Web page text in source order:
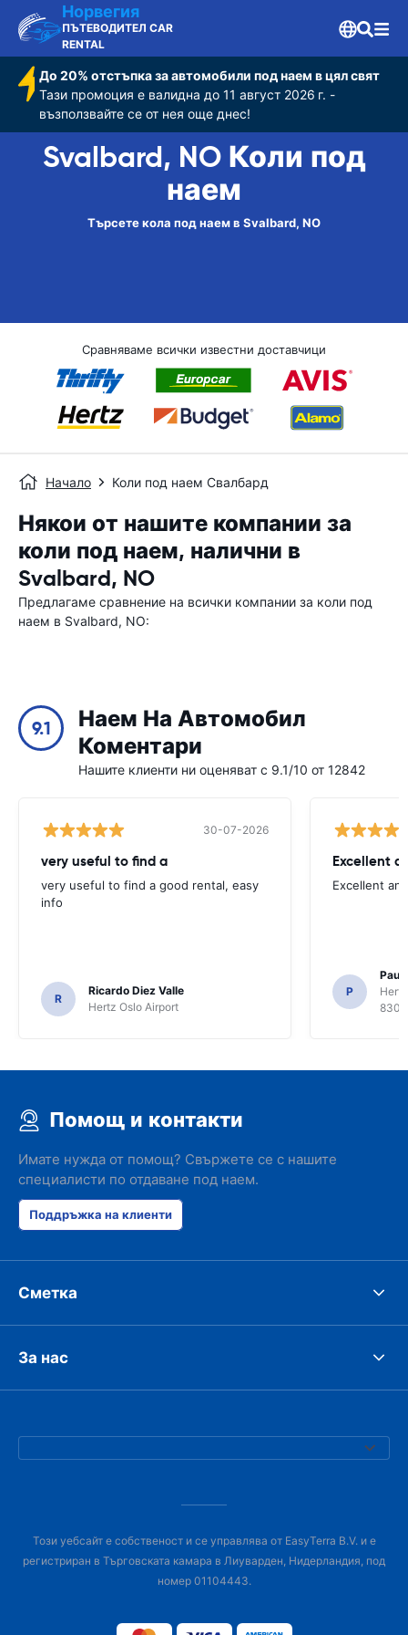
Норвегия
ПЪТЕВОДИТЕЛ CAR
RENTAL
До 20% отстъпка за автомобили под наем в цял свят
Тази промоция е валидна до 11 август 2026 г. -
възползвайте се от нея още днес!
Svalbard, NO Коли под
наем
Търсете кола под наем в Svalbard, NO
Сравняваме всички известни доставчици
Начало Коли под наем Свалбард
Някои от нашите компании за
коли под наем, налични в
Svalbard, NO
Предлагаме сравнение на всички компании за коли под
наем в Svalbard, NO:
9.1
Наем На Автомобил
Коментари
Нашите клиенти ни оценяват с 9.1/10 от 12842
30-07-2026
very useful to find a
very useful to find a good rental, easy
info
R
Ricardo Diez Valle
Hertz Oslo Airport
Excellent
Excellent
P
Paul
8300
Помощ и контакти
Имате нужда от помощ? Свържете се с нашите
специалисти по отдаване под наем.
Поддръжка на клиенти
Сметка
За нас
Този уебсайт е собственост и се управлява от EasyTerra B.V. и е
регистриран в Търговската камара в Лиуварден, Нидерландия, под
номер 01104443.